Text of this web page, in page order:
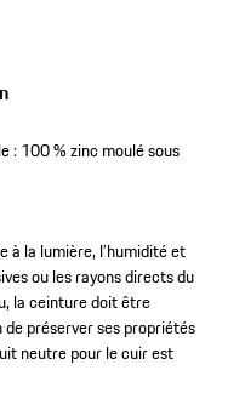
: 100 % zinc moulé sous
à la lumière, l'humidité et
ou les rayons directs du
la ceinture doit être
préserver ses propriétés
neutre pour le cuir est